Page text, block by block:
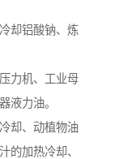
却铝酸钠、炼
力机、工业母
液力油。
却、动植物油
的加热冷却、